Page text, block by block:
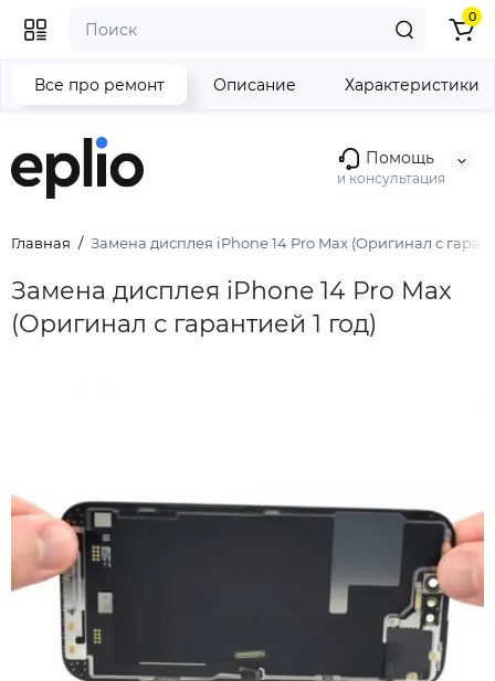
Помощь
и консультация
0
Главная Замена дисплея iPhone 14 Pro Max (Оригинал с
Замена дисплея iPhone 14 Pro Max
(Оригинал с гарантией 1 год)
Все про ремонт Описание Характеристики